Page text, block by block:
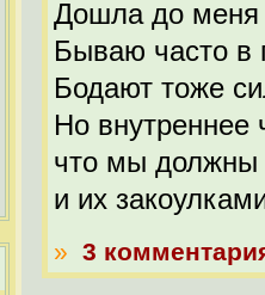
Дошла до меня
Бываю часто в
Бодают тоже
Но внутреннее
что мы должны
и их
» 3